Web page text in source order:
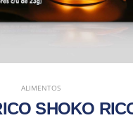
ALIMENTOS
SHOKO